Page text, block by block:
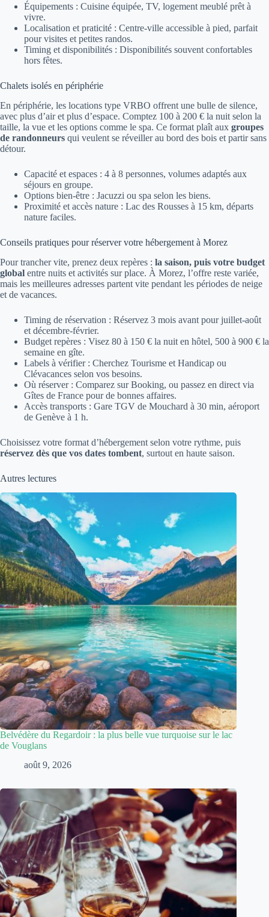
Équipements : Cuisine équipée, TV, logement meublé prêt à
vivre.
Localisation et praticité : Centre-ville accessible à pied, parfait
pour visites et petites randos.
Timing et disponibilités : Disponibilités souvent confortables
hors fêtes.
Chalets isolés en périphérie
En périphérie, les locations type VRBO offrent une bulle de silence,
avec plus d’air et plus d’espace. Comptez 100 à 200 € la nuit selon la
taille, la vue et les options comme le spa. Ce format plaît aux groupes
de randonneurs qui veulent se réveiller au bord des bois et partir sans
détour.
Capacité et espaces : 4 à 8 personnes, volumes adaptés aux
séjours en groupe.
Options bien-être : Jacuzzi ou spa selon les biens.
Proximité et accès nature : Lac des Rousses à 15 km, départs
nature faciles.
Conseils pratiques pour réserver votre hébergement à Morez
Pour trancher vite, prenez deux repères : la saison, puis votre budget
global entre nuits et activités sur place. À Morez, l’offre reste variée,
mais les meilleures adresses partent vite pendant les périodes de neige
et de vacances.
Timing de réservation : Réservez 3 mois avant pour juillet-août
et décembre-février.
Budget repères : Visez 80 à 150 € la nuit en hôtel, 500 à 900 € la
semaine en gîte.
Labels à vérifier : Cherchez Tourisme et Handicap ou
Clévacances selon vos besoins.
Où réserver : Comparez sur Booking, ou passez en direct via
Gîtes de France pour de bonnes affaires.
Accès transports : Gare TGV de Mouchard à 30 min, aéroport
de Genève à 1 h.
Choisissez votre format d’hébergement selon votre rythme, puis
réservez dès que vos dates tombent, surtout en haute saison.
Autres lectures
Belvédère du Regardoir : la plus belle vue turquoise sur le lac
de Vouglans
août 9, 2026